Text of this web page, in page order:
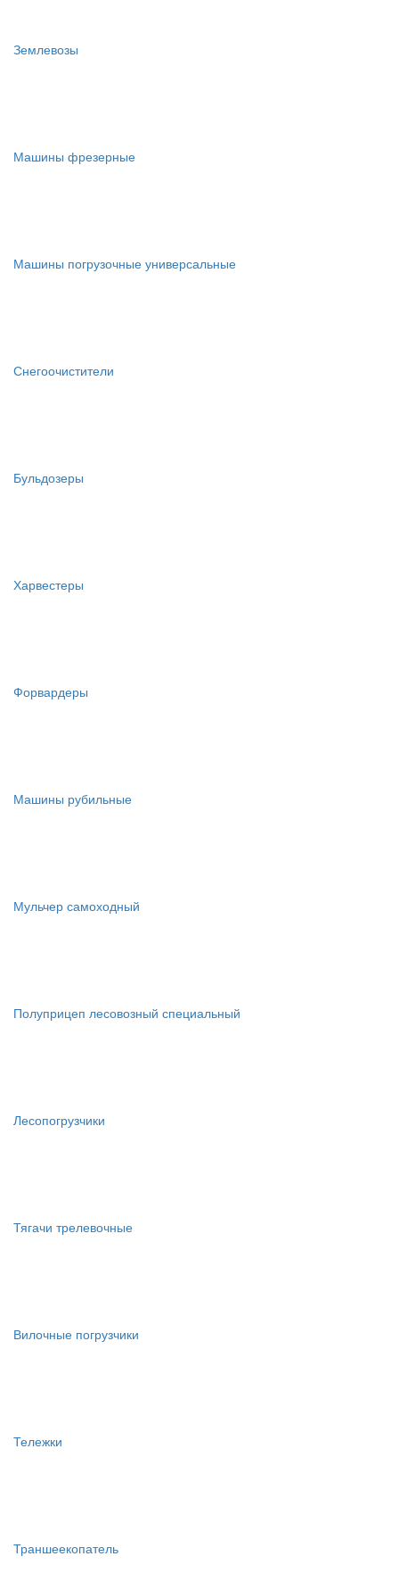
Землевозы
Машины фрезерные
Машины погрузочные универсальные
Снегоочистители
Бульдозеры
Харвестеры
Форвардеры
Машины рубильные
Мульчер самоходный
Полуприцеп лесовозный специальный
Лесопогрузчики
Тягачи трелевочные
Вилочные погрузчики
Тележки
Траншеекопатель